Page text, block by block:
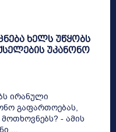
ხელს უწყობს
უკანონო
ირანული
გაფართოებას,
მოთხოვნებს? - ამის